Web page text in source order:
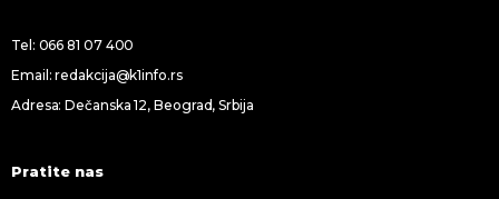
Tel: 066 81 07 400
Email:redakcija@k1info.rs
Adresa: Dečanska 12, Beograd, Srbija
Pratite nas